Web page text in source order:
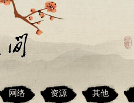
网络 资源 其他